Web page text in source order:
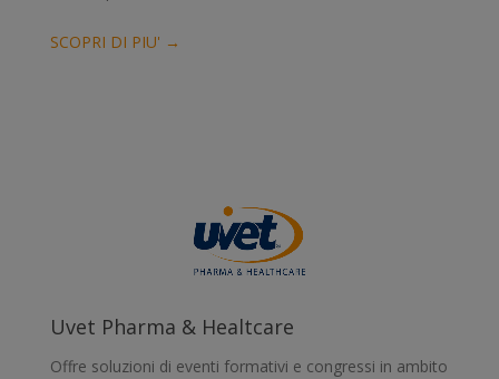
SCOPRI DI PIU' →
Uvet Pharma & Healtcare
Offre soluzioni di eventi formativi e congressi in ambito